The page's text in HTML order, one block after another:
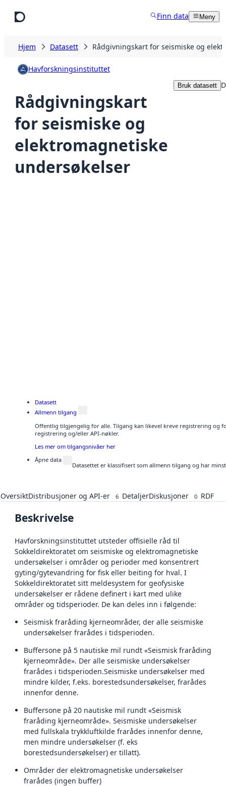
Finn data Meny
Hjem Datasett Rådgivningskart for seismiske og
Havforskningsinstituttet
Rådgivningskart
for seismiske og
elektromagnetiske
undersøkelser
Bruk datasett
Datasett
Allmenn tilgang
Offentlig tilgjengelig for alle. Tilgang kan likevel kreve registrering og
registrering og/eller API-nøkler.
Les mer om tilgangsnivåer her
Åpne data
Datasettet er klassifisert som allmenn tilgang og har
OversiktDistribusjoner og API-er 6 DetaljerDiskusjoner 0 RDF
Beskrivelse
Havforskningsinstituttet utsteder offisielle råd til
Sokkeldirektoratet om seismiske og elektromagnetiske
undersøkelser i områder og perioder med konsentrert
gyting/gytevandring for fisk eller beiting for hval. I
Sokkeldirektoratet sitt meldesystem for geofysiske
undersøkelser er rådene definert i kart med ulike
områder og tidsperioder. De kan deles inn i følgende:
Seismisk fraråding kjerneområder, der alle seismiske
undersøkelser frarådes i tidsperioden.
Buffersone på 5 nautiske mil rundt «Seismisk fraråding
kjerneområde». Der alle seismiske undersøkelser
frarådes i tidsperioden.Seismiske undersøkelser med
mindre kilder, f.eks. borestedsundersøkelser, frarådes
innenfor denne.
Buffersone på 20 nautiske mil rundt «Seismisk
fraråding kjerneområde». Seismiske undersøkelser
med fullskala trykkluftkilde frarådes innenfor denne,
men mindre undersøkelser (f. eks
borestedsundersøkelser) er tillatt).
Områder der elektromagnetiske undersøkelser
frarådes (ingen buffer)